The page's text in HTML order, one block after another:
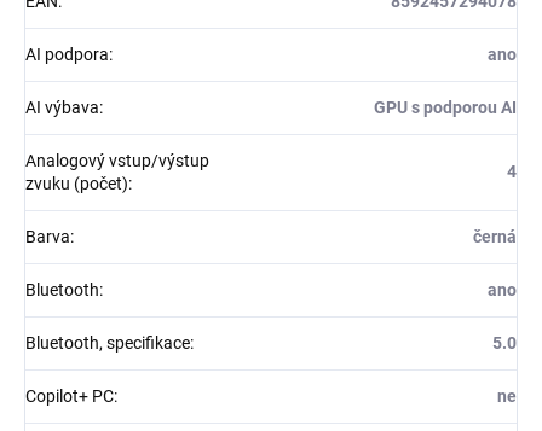
AI podpora: ano
AI výbava: GPU s podporou AI
Analogový vstup/výstup
zvuku (počet):
4
Barva: černá
Bluetooth: ano
Bluetooth, specifikace: 5.0
Copilot+ PC: ne